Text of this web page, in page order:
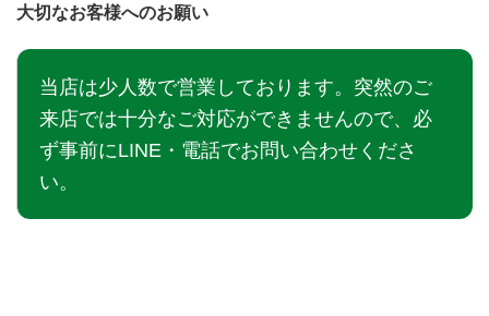
大切なお客様へのお願い
当店は少人数で営業しております。突然のご
来店では十分なご対応ができませんので、必
ず事前にLINE・電話でお問い合わせくださ
い。